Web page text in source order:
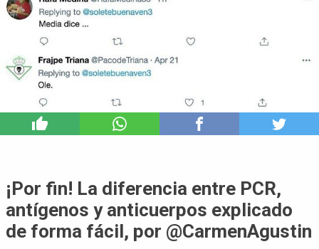
¡Por fin! La diferencia entre PCR,
antígenos y anticuerpos explicado
de forma fácil, por @CarmenAgustin